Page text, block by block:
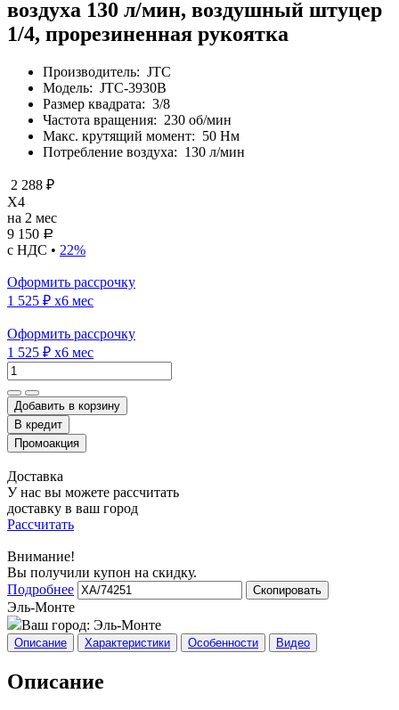
воздуха 130 л/мин, воздушный штуцер
1/4, прорезиненная рукоятка
Производитель: JTC
Модель: JTC-3930B
Размер квадрата: 3/8
Частота вращения: 230 об/мин
Макс. крутящий момент: 50 Нм
Потребление воздуха: 130 л/мин
2 288 ₽
X4
на 2 мес
9 150 Р
с НДС • 22%
Оформить рассрочку
1 525 ₽ x6 мес
Оформить рассрочку
1 525 ₽ x6 мес
Добавить в корзину
Доставка
У нас вы можете рассчитать
доставку в ваш город
Рассчитать
Внимание!
Вы получили купон на скидку.
Подробнее
Скопировать
Эль-Монте
Ваш город: Эль-Монте
Описание Характеристики Особенности Видео
Описание